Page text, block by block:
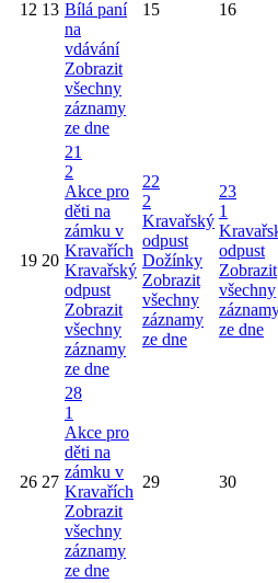
12 13 Bílá paní
na
vdávání
Zobrazit
všechny
záznamy
ze dne
15 16
19 20
21
2
Akce pro
děti na
zámku v
Kravařích
Kravařský
odpust
Zobrazit
všechny
záznamy
ze dne
22
2
Kravařský
odpust
Dožínky
Zobrazit
všechny
záznamy
ze dne
23
1
odpust
Zobrazit
všechny
ze dne
26 27
28
1
Akce pro
děti na
zámku v
Kravařích
Zobrazit
všechny
záznamy
ze dne
29 30